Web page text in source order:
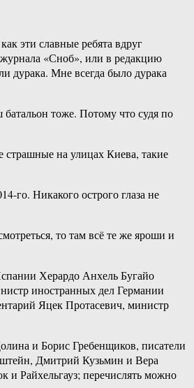
эти славные ребята вдруг
«Сноб», или в редакцию
дурака. Мне всегда было дурака
тоже. Потому что судя по
страшные на улицах Киева, такие
Никакого острого глаза не
то там всё те же яроши и
Херардо Анхель Бугайо
иностранных дел Германии
Яцек Протасевич, министр
и Борис Гребенщиков, писатели
Дмитрий Кузьмин и Вера
Райхельгауз; перечислять можно